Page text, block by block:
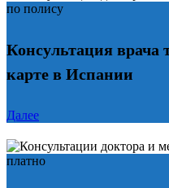
по полису
Консультация врача
карте в Испании
Далее
платно